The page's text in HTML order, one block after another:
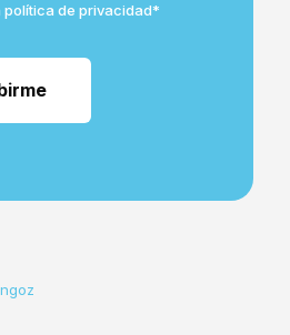
política de privacidad*